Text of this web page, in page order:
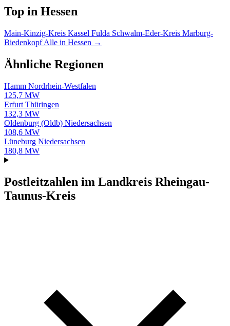
Top in Hessen
Main-Kinzig-Kreis Kassel Fulda Schwalm-Eder-Kreis Marburg-
Biedenkopf Alle in Hessen →
Ähnliche Regionen
Hamm Nordrhein-Westfalen
125,7 MW
Erfurt Thüringen
132,3 MW
Oldenburg (Oldb) Niedersachsen
108,6 MW
Lüneburg Niedersachsen
180,8 MW
Postleitzahlen im Landkreis Rheingau-
Taunus-Kreis